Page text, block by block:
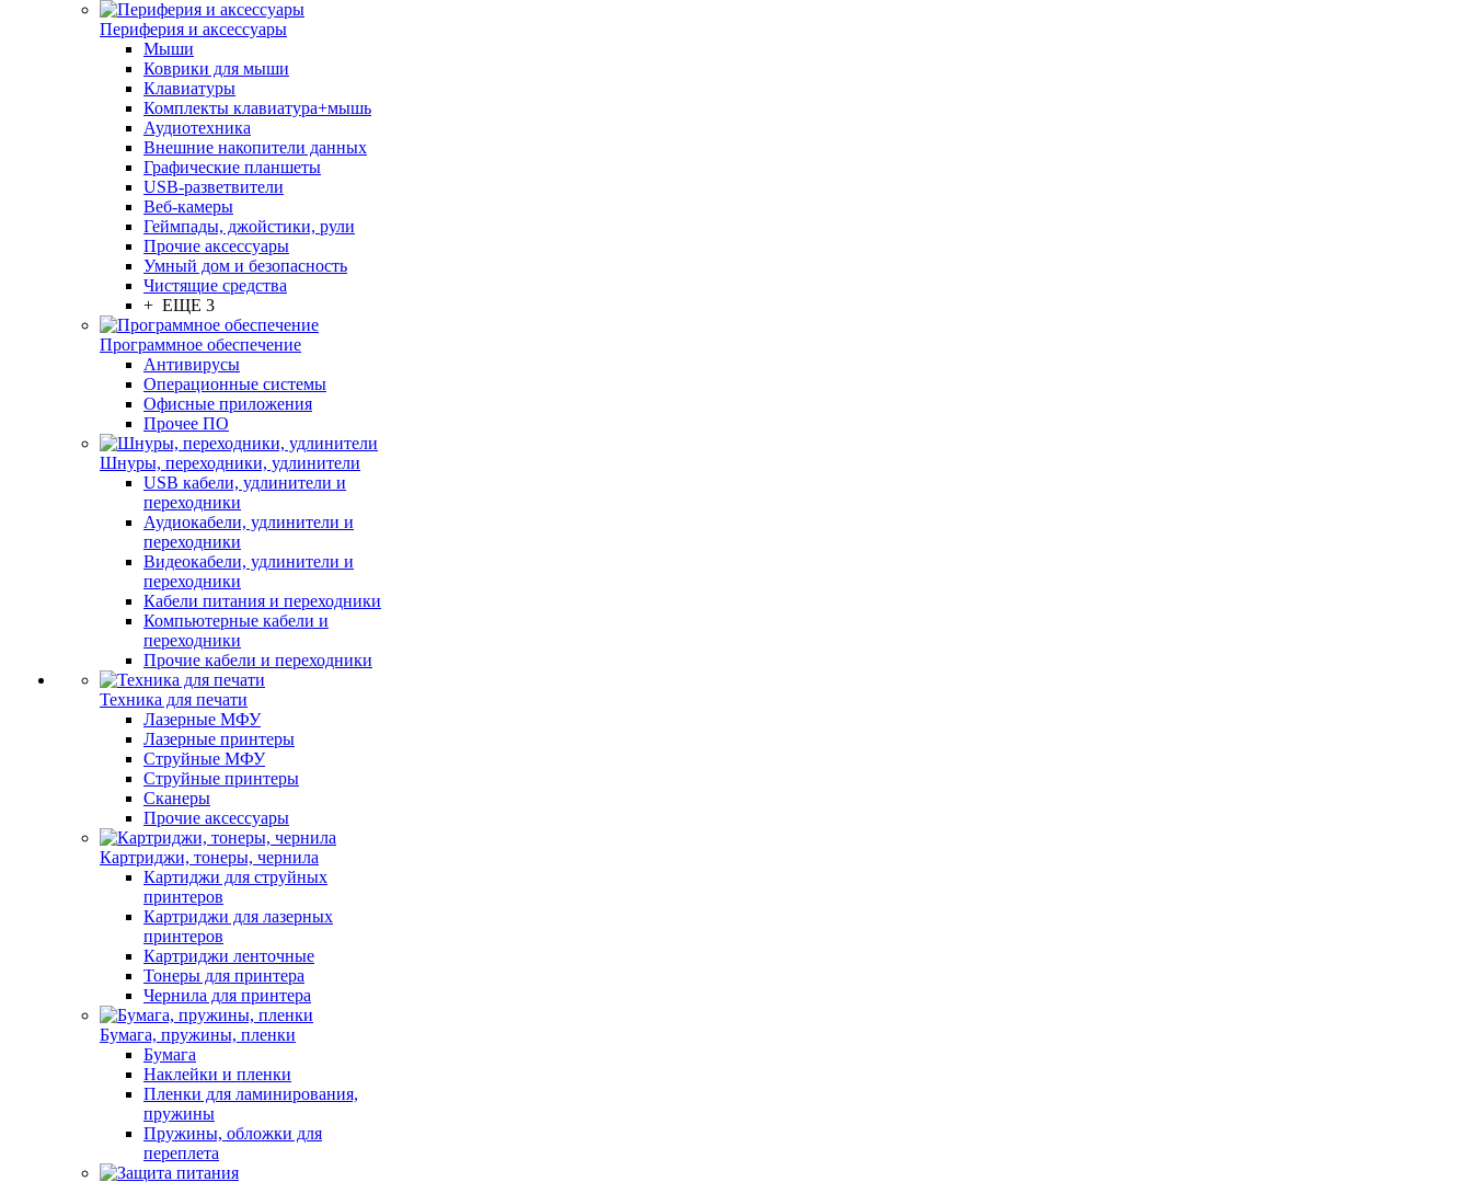
Периферия и аксессуары
Мыши
Коврики для мыши
Клавиатуры
Комплекты клавиатура+мышь
Аудиотехника
Внешние накопители данных
Графические планшеты
USB-разветвители
Веб-камеры
Геймпады, джойстики, рули
Прочие аксессуары
Умный дом и безопасность
Чистящие средства
+ ЕЩЕ 3
Программное обеспечение
Антивирусы
Операционные системы
Офисные приложения
Прочее ПО
Шнуры, переходники, удлинители
USB кабели, удлинители и
переходники
Аудиокабели, удлинители и
переходники
Видеокабели, удлинители и
переходники
Кабели питания и переходники
Компьютерные кабели и
переходники
Прочие кабели и переходники
Техника для печати
Лазерные МФУ
Лазерные принтеры
Струйные МФУ
Струйные принтеры
Сканеры
Прочие аксессуары
Картриджи, тонеры, чернила
Картиджи для струйных
принтеров
Картриджи для лазерных
принтеров
Картриджи ленточные
Тонеры для принтера
Чернила для принтера
Бумага, пружины, пленки
Бумага
Наклейки и пленки
Пленки для ламинирования,
пружины
Пружины, обложки для
переплета